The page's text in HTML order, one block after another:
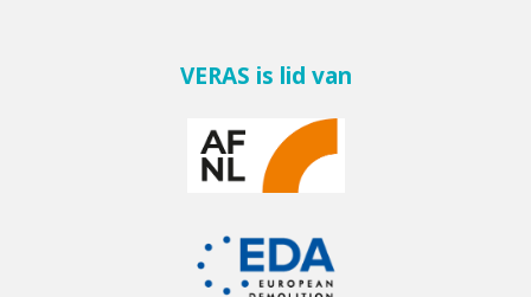
VERAS is lid van